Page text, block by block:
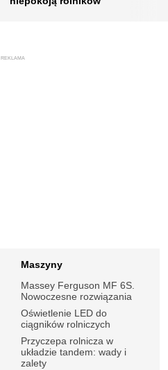
REKLAMA
Maszyny
Massey Ferguson MF 6S.
Nowoczesne rozwiązania
Oświetlenie LED do
ciągników rolniczych
Przyczepa rolnicza w
układzie tandem: wady i
zalety